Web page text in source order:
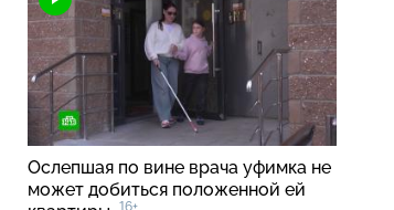
Ослепшая по вине врача уфимка не
может добиться положенной ей